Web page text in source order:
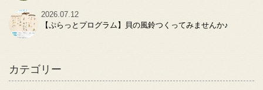
2026.07.12
【ぷらっとプログラム】貝の風鈴つくってみませんか♪
カテゴリー